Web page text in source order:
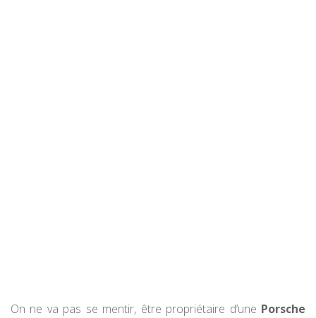
On ne va pas se mentir, être propriétaire d’une Porsche